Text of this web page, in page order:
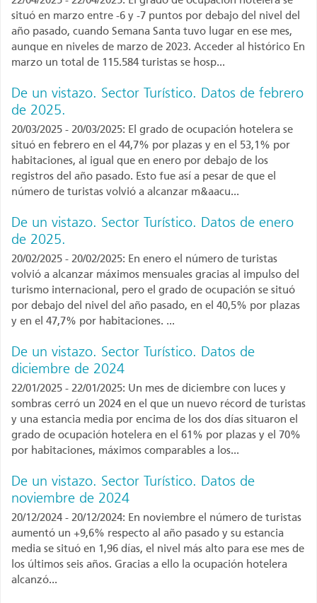
situó en marzo entre -6 y -7 puntos por debajo del nivel del
año pasado, cuando Semana Santa tuvo lugar en ese mes,
aunque en niveles de marzo de 2023. Acceder al histórico En
marzo un total de 115.584 turistas se hosp...
De un vistazo. Sector Turístico. Datos de febrero
de 2025.
20/03/2025 - 20/03/2025: El grado de ocupación hotelera se
situó en febrero en el 44,7% por plazas y en el 53,1% por
habitaciones, al igual que en enero por debajo de los
registros del año pasado. Esto fue así a pesar de que el
número de turistas volvió a alcanzar m&aacu...
De un vistazo. Sector Turístico. Datos de enero
de 2025.
20/02/2025 - 20/02/2025: En enero el número de turistas
volvió a alcanzar máximos mensuales gracias al impulso del
turismo internacional, pero el grado de ocupación se situó
por debajo del nivel del año pasado, en el 40,5% por plazas
y en el 47,7% por habitaciones. ...
De un vistazo. Sector Turístico. Datos de
diciembre de 2024
22/01/2025 - 22/01/2025: Un mes de diciembre con luces y
sombras cerró un 2024 en el que un nuevo récord de turistas
y una estancia media por encima de los dos días situaron el
grado de ocupación hotelera en el 61% por plazas y el 70%
por habitaciones, máximos comparables a los...
De un vistazo. Sector Turístico. Datos de
noviembre de 2024
20/12/2024 - 20/12/2024: En noviembre el número de turistas
aumentó un +9,6% respecto al año pasado y su estancia
media se situó en 1,96 días, el nivel más alto para ese mes de
los últimos seis años. Gracias a ello la ocupación hotelera
alcanzó...